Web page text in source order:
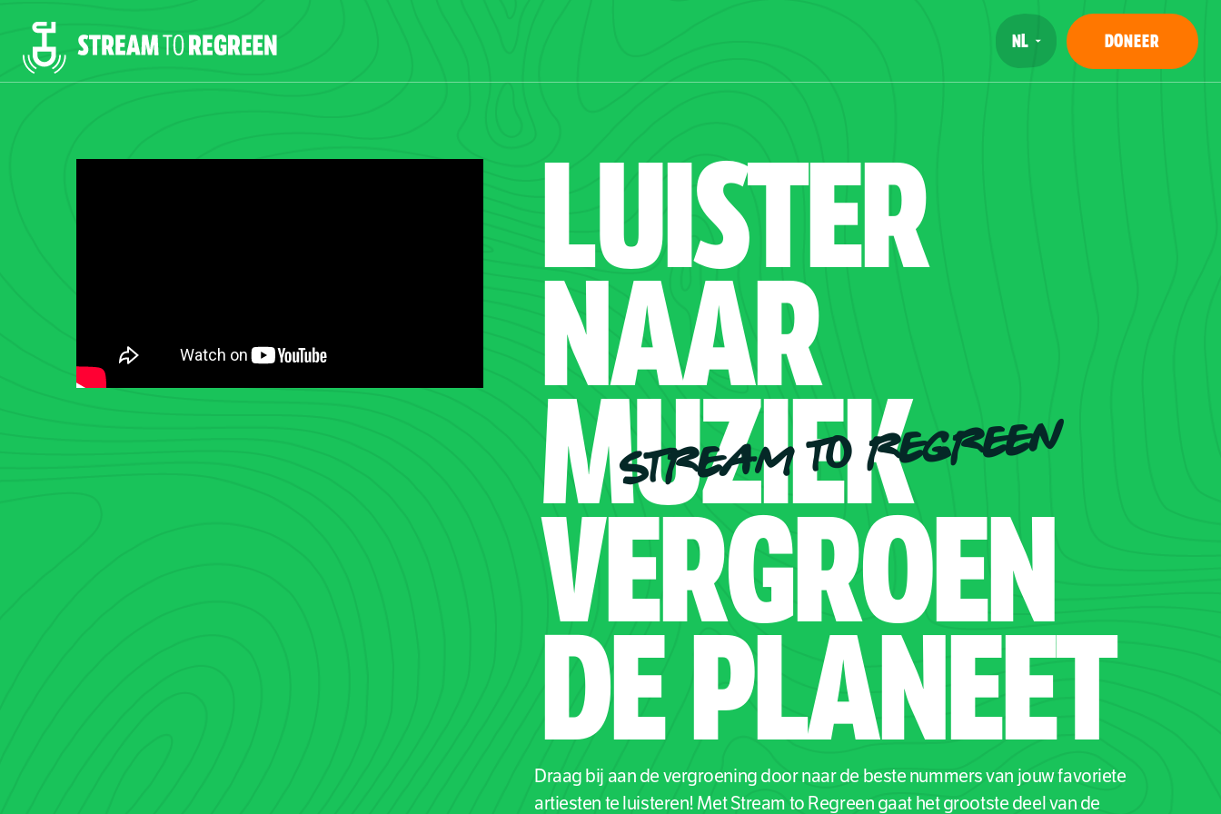
DONEER
LUISTER
NAAR
MUZIEK
VERGROEN
DEPLANEET
STREAM TO REGREEN
Draag bij aan de vergroening door naar de beste nummers van jouw favoriete
artiesten te luisteren! Met Stream to Regreen gaat het grootste deel van de